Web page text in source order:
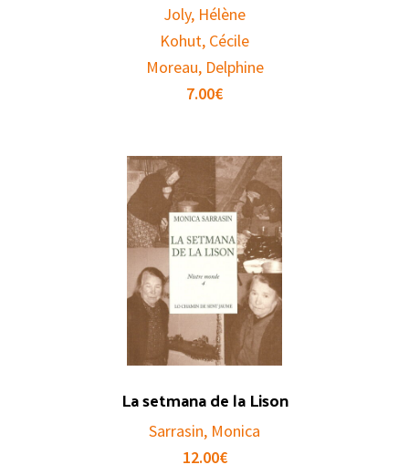
Joly, Hélène
Kohut, Cécile
Moreau, Delphine
7.00€
La setmana de la Lison
Sarrasin, Monica
12.00€